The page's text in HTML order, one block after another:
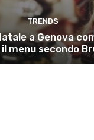
TRENDS
a Genova
menu secondo